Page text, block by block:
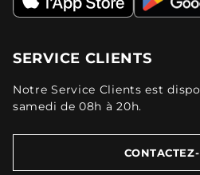
SERVICE CLIENTS
Notre Service Clients est
samedi de 08h à 20h.